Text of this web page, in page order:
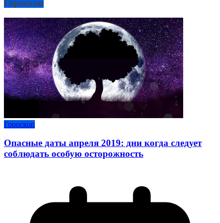
Гороскоп
Гороскоп
Опасные даты апреля 2019: дни когда следует
соблюдать особую осторожность